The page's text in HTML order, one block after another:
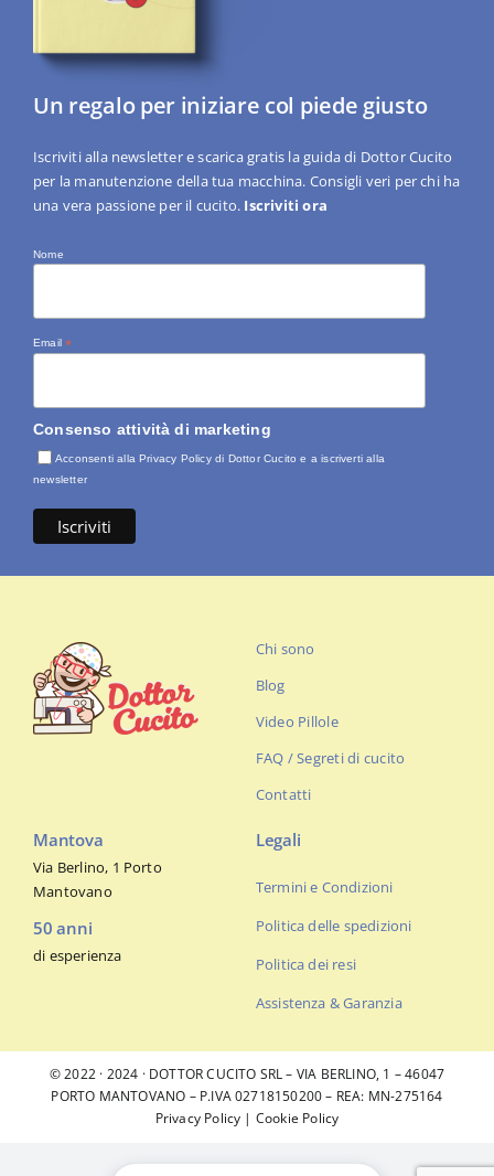
Un regalo per iniziare col piede giusto
Iscriviti alla newsletter e scarica gratis la guida di Dottor Cucito
per la manutenzione della tua macchina. Consigli veri per chi ha
una vera passione per il cucito. Iscriviti ora
Nome
Email*
Consenso attività di marketing
Acconsenti alla Privacy Policy di Dottor Cucito e a iscriverti alla
newsletter
Chi sono
Blog
Video Pillole
FAQ / Segreti di cucito
Contatti
Mantova
Via Berlino, 1 Porto
Mantovano
50 anni
di esperienza
Legali
Termini e Condizioni
Politica delle spedizioni
Politica dei resi
Assistenza & Garanzia
© 2022 · 2024 · DOTTOR CUCITO SRL – VIA BERLINO, 1 – 46047
PORTO MANTOVANO – P.IVA 02718150200 – REA: MN-275164
Privacy Policy | Cookie Policy